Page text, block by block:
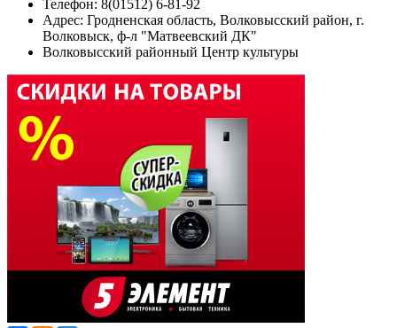
Телефон: 8(01512) 6-81-92
Адрес: Гродненская область, Волковысский район, г.
Волковыск, ф-л "Матвеевский ДК"
Волковысский районный Центр культуры